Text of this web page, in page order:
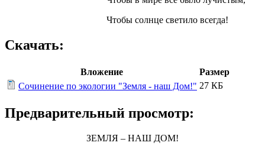
Чтобы солнце светило всегда!
Скачать:
Вложение
Размер
Сочинение по экологии "Земля - наш Дом!" 27 КБ
Предварительный просмотр:
ЗЕМЛЯ – НАШ ДОМ!